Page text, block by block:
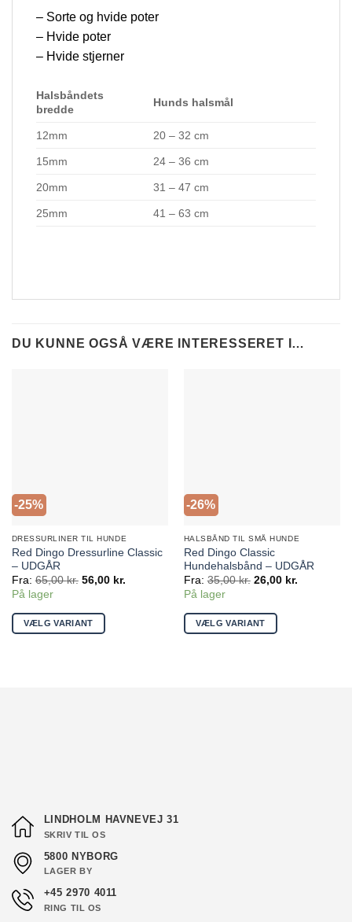
– Sorte og hvide poter
– Hvide poter
– Hvide stjerner
Halsbåndets
bredde
Hunds halsmål
12mm 20 – 32 cm
15mm 24 – 36 cm
20mm 31 – 47 cm
25mm 41 – 63 cm
DU KUNNE OGSÅ VÆRE INTERESSERET I…
-25%
DRESSURLINER TIL HUNDE
Red Dingo Dressurline Classic
– UDGÅR
Fra:65,00kr. 56,00 kr.
På lager
VÆLG VARIANT
-26%
HALSBÅND TIL SMÅ HUNDE
Red Dingo Classic
Hundehalsbånd – UDGÅR
Fra:35,00kr. 26,00 kr.
På lager
VÆLG VARIANT
LINDHOLM HAVNEVEJ 31
SKRIV TIL OS
5800 NYBORG
LAGER BY
+45 2970 4011
RING TIL OS